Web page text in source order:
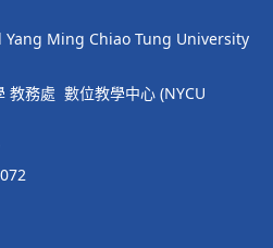
Ming Chiao Tung University
教務處 數位教學中心 (NYCU